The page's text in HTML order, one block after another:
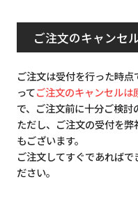
ご注文のキャンセ
ご注文は受付を行った時
ってご注文のキャンセル
で、ご注文前に十分ご検討
ただし、ご注文の受付を
もございます。
ご注文してすぐであれば
ださい。